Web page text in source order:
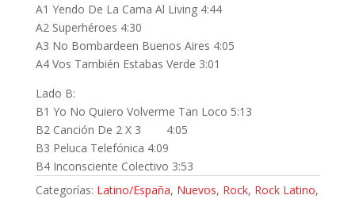
A1 Yendo De La Cama Al Living 4:44
A2 Superhéroes 4:30
A3 No Bombardeen Buenos Aires 4:05
A4 Vos También Estabas Verde 3:01
Lado B:
B1 Yo No Quiero Volverme Tan Loco 5:13
B2 Canción De 2 X 3 4:05
B3 Peluca Telefónica 4:09
B4 Inconsciente Colectivo 3:53
Categorías: Latino/España, Nuevos, Rock, Rock Latino,